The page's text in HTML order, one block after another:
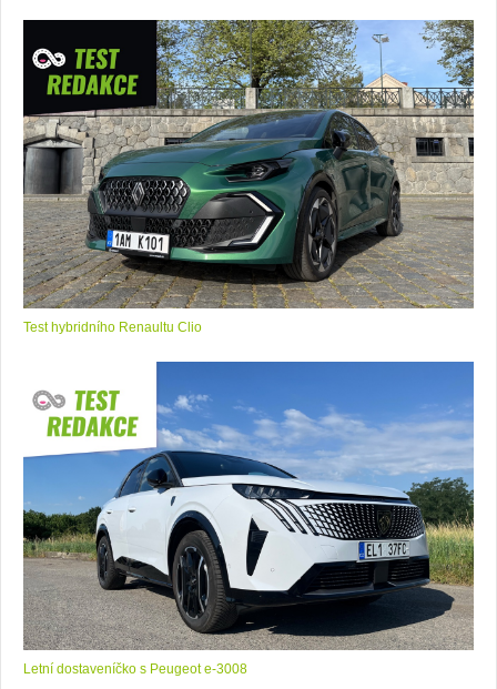
Test hybridního Renaultu Clio
Letní dostaveníčko s Peugeot e-3008